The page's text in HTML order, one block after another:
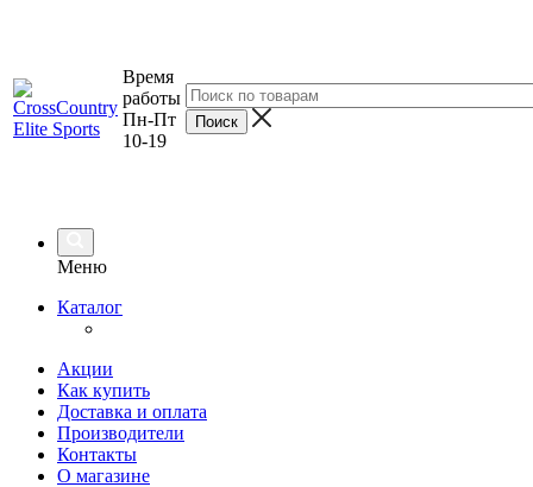
Время
работы
Пн-Пт
10-19
Меню
Каталог
Акции
Как купить
Доставка и оплата
Производители
Контакты
О магазине